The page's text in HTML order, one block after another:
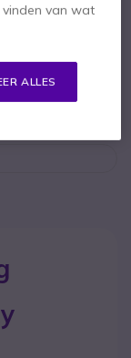
van wat
ALLES